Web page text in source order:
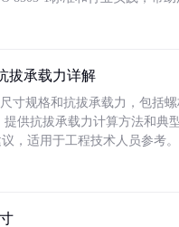
拔承载力详解
寸规格和抗拔承载力，包括
提供抗拔承载力计算方法和
，适用于工程技术人员参考。